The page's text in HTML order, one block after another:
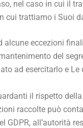
nel caso in cui il
cui trattiamo i Suoi
alcune eccezioni
del
ad esercitarlo e
il rispetto
raccolte può
GDPR, all’autorità